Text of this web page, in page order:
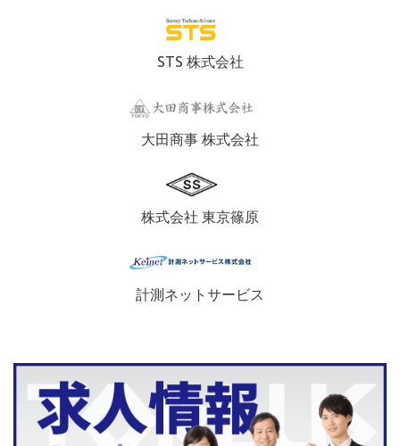
STS 株式会社
大田商事 株式会社
株式会社 東京篠原
計測ネットサービス